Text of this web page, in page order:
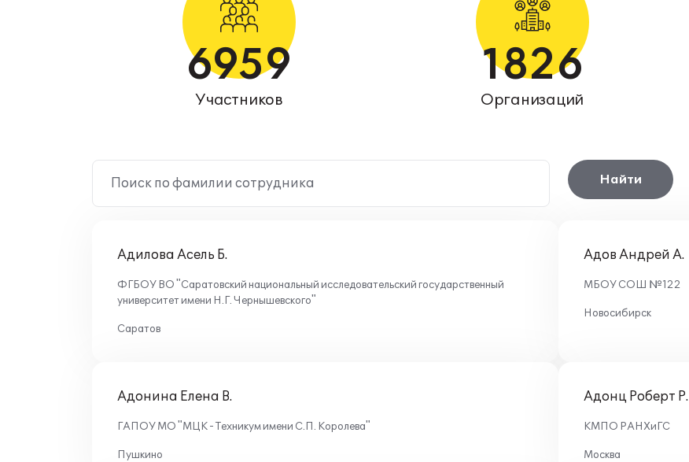
6959
Участников
1826
Организаций
Поиск по фамилии сотрудника Найти
Адилова Асель Б.
ФГБОУ ВО "Саратовский национальный исследовательский государственный
университет имени Н.Г. Чернышевского"
Саратов
Адов Андрей А.
МБОУ СОШ №122
Новосибирск
Адонина Елена В.
ГАПОУ МО "МЦК - Техникум имени С.П. Королева"
Пушкино
Адонц Роберт Р.
КМПО РАНХиГС
Москва